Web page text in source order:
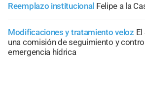
Reemplazo institucional Felipe a la
Modificaciones y tratamiento veloz
una comisión de seguimiento y
emergencia hídrica